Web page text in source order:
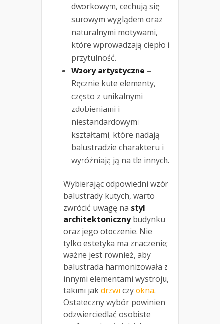
dworkowym, cechują się
surowym wyglądem oraz
naturalnymi motywami,
które wprowadzają ciepło i
przytulność.
Wzory artystyczne –
Ręcznie kute elementy,
często z unikalnymi
zdobieniami i
niestandardowymi
kształtami, które nadają
balustradzie charakteru i
wyróżniają ją na tle innych.
Wybierając odpowiedni wzór
balustrady kutych, warto
zwrócić uwagę na styl
architektonicznybudynku
oraz jego otoczenie. Nie
tylko estetyka ma znaczenie;
ważne jest również, aby
balustrada harmonizowała z
innymi elementami wystroju,
takimi jakdrzwi czyokna.
Ostateczny wybór powinien
odzwierciedlać osobiste